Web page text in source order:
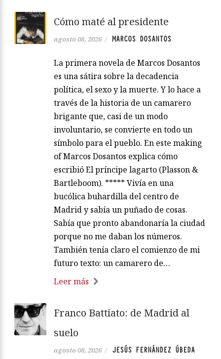
Cómo maté al presidente
agosto 08, 2026 / MARCOS DOSANTOS
La primera novela de Marcos Dosantos
es una sátira sobre la decadencia
política, el sexo y la muerte. Y lo hace a
través de la historia de un camarero
brigante que, casi de un modo
involuntario, se convierte en todo un
símbolo para el pueblo. En este making
of Marcos Dosantos explica cómo
escribió El príncipe lagarto (Plasson &
Bartleboom). ***** Vivía en una
bucólica buhardilla del centro de
Madrid y sabía un puñado de cosas.
Sabía que pronto abandonaría la ciudad
porque no me daban los números.
También tenía claro el comienzo de mi
futuro texto: un camarero de…
Leer más
Franco Battiato: de Madrid al
suelo
agosto 08, 2026 / JESÚS FERNÁNDEZ ÚBEDA